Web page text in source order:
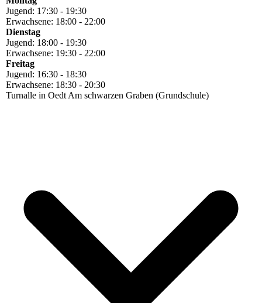
Jugend: 17:30 - 19:30
Erwachsene: 18:00 - 22:00
Dienstag
Jugend: 18:00 - 19:30
Erwachsene: 19:30 - 22:00
Freitag
Jugend: 16:30 - 18:30
Erwachsene: 18:30 - 20:30
Turnalle in Oedt Am schwarzen Graben (Grundschule)